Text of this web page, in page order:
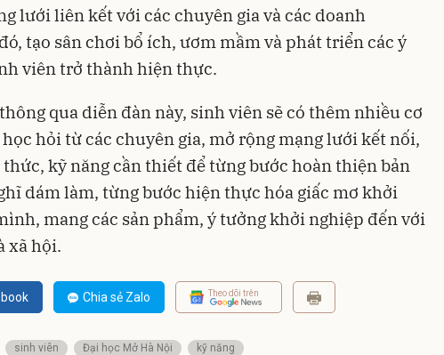
lưới liên kết với các chuyên gia và các doanh
tạo sân chơi bổ ích, ươm mầm và phát triển các ý
viên trở thành hiện thực.
qua diễn đàn này, sinh viên sẽ có thêm nhiều cơ
hỏi từ các chuyên gia, mở rộng mạng lưới kết nối,
kỹ năng cần thiết để từng bước hoàn thiện bản
dám làm, từng bước hiện thực hóa giấc mơ khởi
mang các sản phẩm, ý tưởng khởi nghiệp đến với
xã hội.
Chia sẻ Zalo Theo dõi trên
sinh viên Đại học Mở Hà Nội kỹ năng